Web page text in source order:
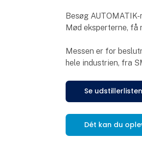
Besøg
Mød eksperterne, få
Messen er for
hele industrien, fra
Se udstillerlisten
Dét kan du